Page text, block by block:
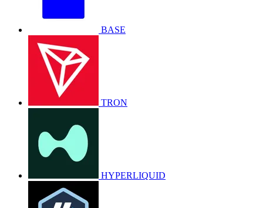
BASE
TRON
HYPERLIQUID